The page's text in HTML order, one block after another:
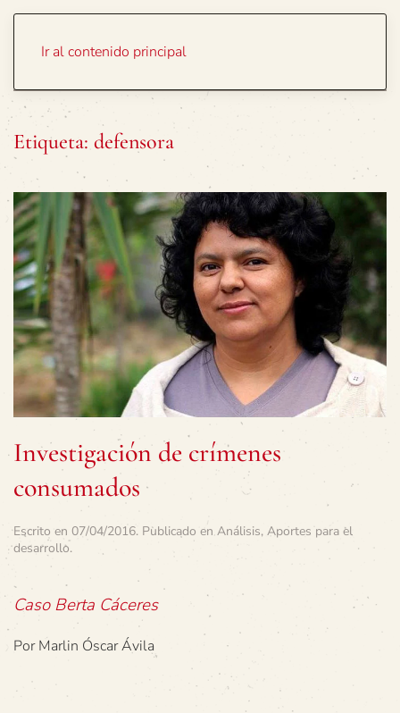
Ir al contenido principal
Etiqueta: defensora
Investigación de crímenes
consumados
Escrito en 07/04/2016. Publicado en Análisis, Aportes para el
desarrollo.
Caso Berta Cáceres
Por Marlin Óscar Ávila